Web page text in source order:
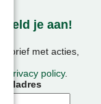
je aan!
met acties,
privacy policy.